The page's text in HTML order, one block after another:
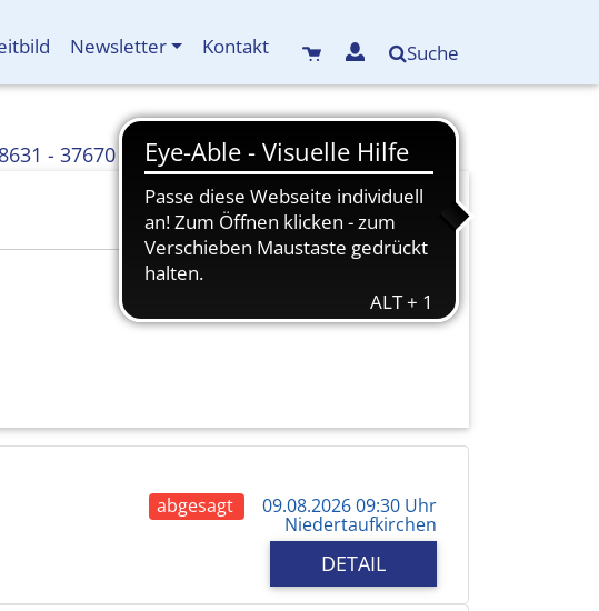
Newsletter Kontakt Suche
info(at)kreisbildungswerk-mdf.de
- 37670
abgesagt 09.08.2026 09:30 Uhr
Niedertaufkirchen
DETAIL